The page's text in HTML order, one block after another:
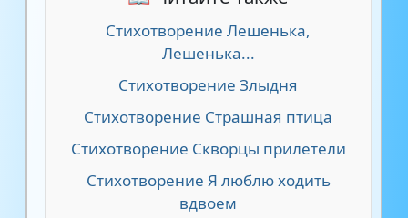
Стихотворение Лешенька,
Лешенька...
Стихотворение Злыдня
Стихотворение Страшная птица
Стихотворение Скворцы прилетели
Стихотворение Я люблю ходить
вдвоем